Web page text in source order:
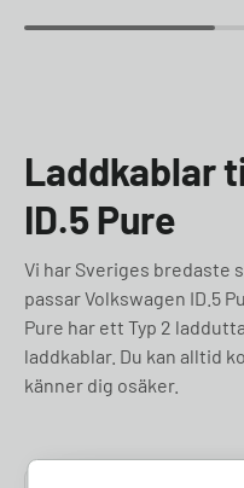
Laddkablar
ID.5 Pure
Vi har Sveriges bredaste
passar Volkswagen ID.5
Pure har ett Typ 2
laddkablar. Du kan alltid
känner dig osäker.